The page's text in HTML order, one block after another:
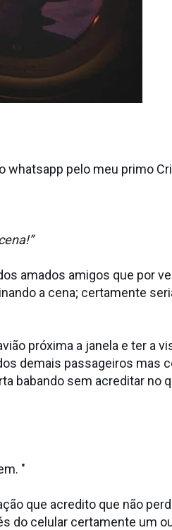
whatsapp pelo meu primo
amados amigos que por
a cena; certamente
próxima a janela e ter a
demais passageiros mas
babando sem acreditar no
"
que acredito que não
do celular certamente um